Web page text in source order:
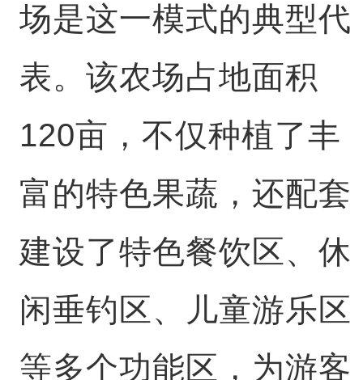
场是这一模式的典型代
表。该农场占地面积
120亩，不仅种植了丰
富的特色果蔬，还配套
建设了特色餐饮区、休
闲垂钓区、儿童游乐区
等多个功能区，为游客